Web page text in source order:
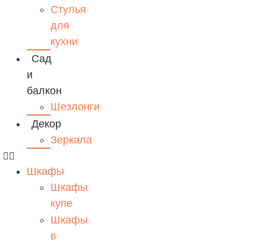
Стулья
для
кухни
Сад
и
балкон
Шезлонги
Декор
Зеркала
Шкафы
Шкафы
купе
Шкафы
в